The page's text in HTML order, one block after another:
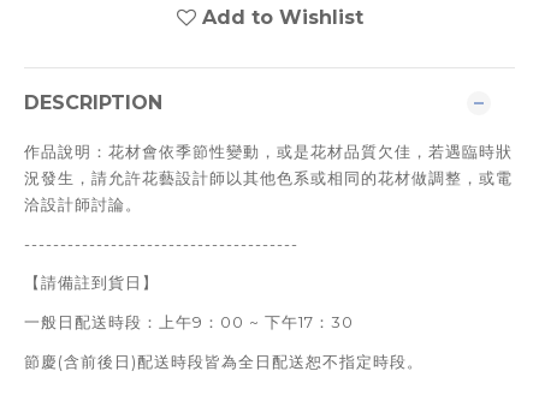
Add to Wishlist
DESCRIPTION
作品說明：花材會依季節性變動，或是花材品質欠佳，若遇臨時狀
況發生， 請允許花藝設計師以其他色系或相同的花材做調整，或電
洽設計師討論。
--------------------------------------
【請備註到貨日】
一般日配送時段：上午9：00 ~ 下午17：30
節慶(含前後日)配送時段皆為全日配送恕不指定時段。